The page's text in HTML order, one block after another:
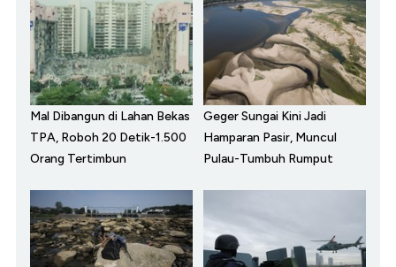
Mal Dibangun di Lahan Bekas
TPA, Roboh 20 Detik-1.500
Orang Tertimbun
Geger Sungai Kini Jadi
Hamparan Pasir, Muncul
Pulau-Tumbuh Rumput